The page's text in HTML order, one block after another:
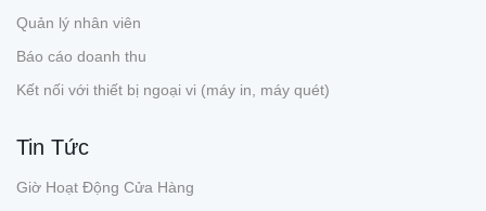
Quản lý nhân viên
Báo cáo doanh thu
Kết nối với thiết bị ngoại vi (máy in, máy quét)
Tin Tức
Giờ Hoạt Động Cửa Hàng